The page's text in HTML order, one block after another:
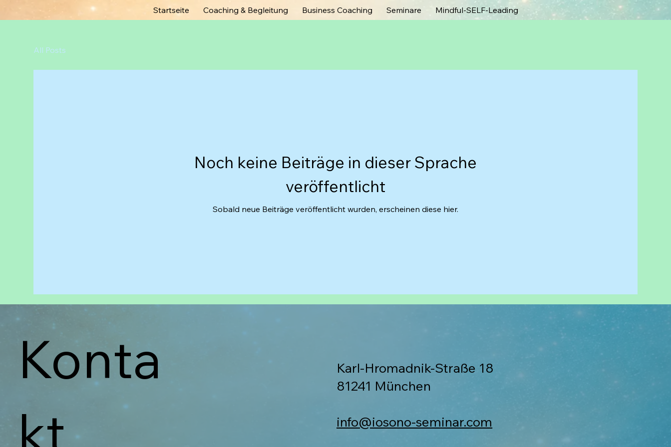
Startseite Coaching & Begleitung Business Coaching Seminare Mindful-SELF-Leading
All Posts
Noch keine Beiträge in dieser Sprache
veröffentlicht
Sobald neue Beiträge veröffentlicht wurden, erscheinen diese hier.
Konta
kt
Karl-Hromadnik-Straße 18
81241 München
info@iosono-seminar.com